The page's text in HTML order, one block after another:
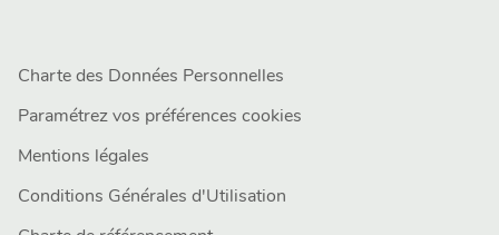
Charte des Données Personnelles
Paramétrez vos préférences cookies
Mentions légales
Conditions Générales d'Utilisation